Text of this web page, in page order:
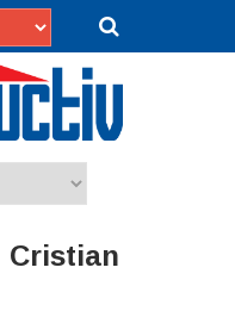
Cristian